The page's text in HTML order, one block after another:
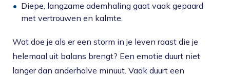
Diepe, langzame ademhaling gaat vaak gepaard
met vertrouwen en kalmte.
Wat doe je als er een storm in je leven raast die je
helemaal uit balans brengt? Een emotie duurt niet
langer dan anderhalve minuut. Vaak duurt een